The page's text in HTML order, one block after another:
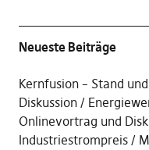
Neueste Beiträge
Kernfusion – Stand
Diskussion
Onlinevortrag und
Industriestrompreis